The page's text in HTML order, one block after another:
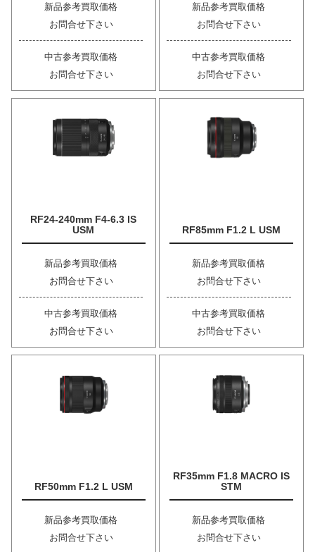
新品参考買取価格
お問合せ下さい
中古参考買取価格
お問合せ下さい
新品参考買取価格
お問合せ下さい
中古参考買取価格
お問合せ下さい
RF24-240mm F4-6.3 IS
USM
新品参考買取価格
お問合せ下さい
中古参考買取価格
お問合せ下さい
RF85mm F1.2 L USM
新品参考買取価格
お問合せ下さい
中古参考買取価格
お問合せ下さい
RF50mm F1.2 L USM
新品参考買取価格
お問合せ下さい
RF35mm F1.8 MACRO IS
STM
新品参考買取価格
お問合せ下さい